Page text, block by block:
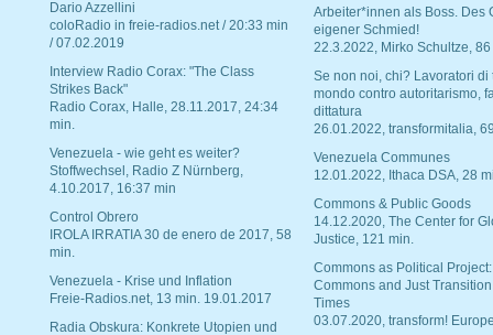
Dario Azzellini
coloRadio in freie-radios.net / 20:33 min
/ 07.02.2019
Interview Radio Corax: "The Class
Strikes Back"
Radio Corax, Halle, 28.11.2017, 24:34
min.
Venezuela - wie geht es weiter?
Stoffwechsel, Radio Z Nürnberg,
4.10.2017, 16:37 min
Control Obrero
IROLA IRRATIA 30 de enero de 2017, 58
min.
Venezuela - Krise und Inflation
Freie-Radios.net, 13 min. 19.01.2017
Radia Obskura: Konkrete Utopien und
Arbeiter*innen als Boss. Des
eigener Schmied!
22.3.2022, Mirko Schultze, 86
Se non noi, chi? Lavoratori di
mondo contro autoritarismo,
dittatura
26.01.2022, transformitalia,
Venezuela Communes
12.01.2022, Ithaca DSA, 28
Commons & Public Goods
14.12.2020, The Center for
Justice, 121 min.
Commons as Political Project:
Commons and Just
Times
03.07.2020, transform!